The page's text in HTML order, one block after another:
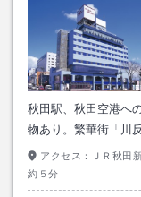
秋田駅、秋田空港へ
物あり。繁華街「
アクセス：
ＪＲ秋田
約５分